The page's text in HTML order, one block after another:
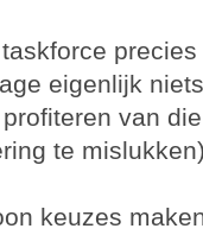
eigenlijk
van
te
keuzes